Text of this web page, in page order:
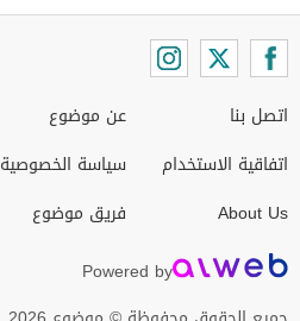
اتصل بنا
اتفاقية الاستخدام
About Us
عن موضوع
سياسة الخصوصية
فريق موضوع
Powered by